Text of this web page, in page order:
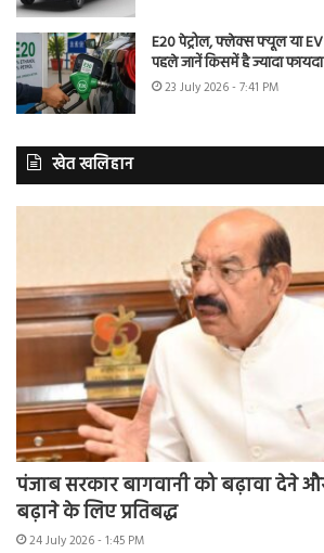
E20 पेट्रोल, फ्लेक्स फ्यूल या
पहले जानें किसमें है ज्यादा फायदा
23 July 2026 - 7:41 PM
खेत खलिहान
पंजाब सरकार बागवानी को बढ़ावा देने
बढ़ाने के लिए प्रतिबद्ध
24 July 2026 - 1:45 PM